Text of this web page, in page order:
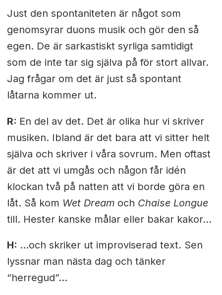
Just den spontaniteten är något som
genomsyrar duons musik och gör den så
egen. De är sarkastiskt syrliga samtidigt
som de inte tar sig själva på för stort allvar.
Jag frågar om det är just så spontant
låtarna kommer ut.
R: En del av det. Det är olika hur vi skriver
musiken. Ibland är det bara att vi sitter helt
själva och skriver i våra sovrum. Men oftast
är det att vi umgås och någon får idén
klockan två på natten att vi borde göra en
låt. Så kom Wet Dream och Chaise Longue
till. Hester kanske målar eller bakar kakor…
H: …och skriker ut improviserad text. Sen
lyssnar man nästa dag och tänker
“herregud”...